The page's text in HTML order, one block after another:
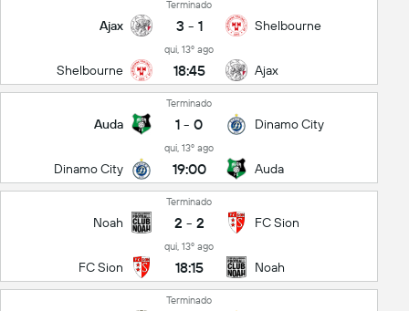
Ajax
Terminado
3 - 1 Shelbourne
Shelbourne
qui, 13º ago
18:45 Ajax
Auda
Terminado
1 - 0 Dinamo City
Dinamo City
qui, 13º ago
19:00 Auda
Noah
Terminado
2 - 2 FC Sion
FC Sion
qui, 13º ago
18:15 Noah
Terminado